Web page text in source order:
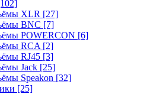
XLR [27]
BNC [7]
POWERCON [6]
RCA [2]
RJ45 [3]
Jack [25]
Speakon [32]
[25]